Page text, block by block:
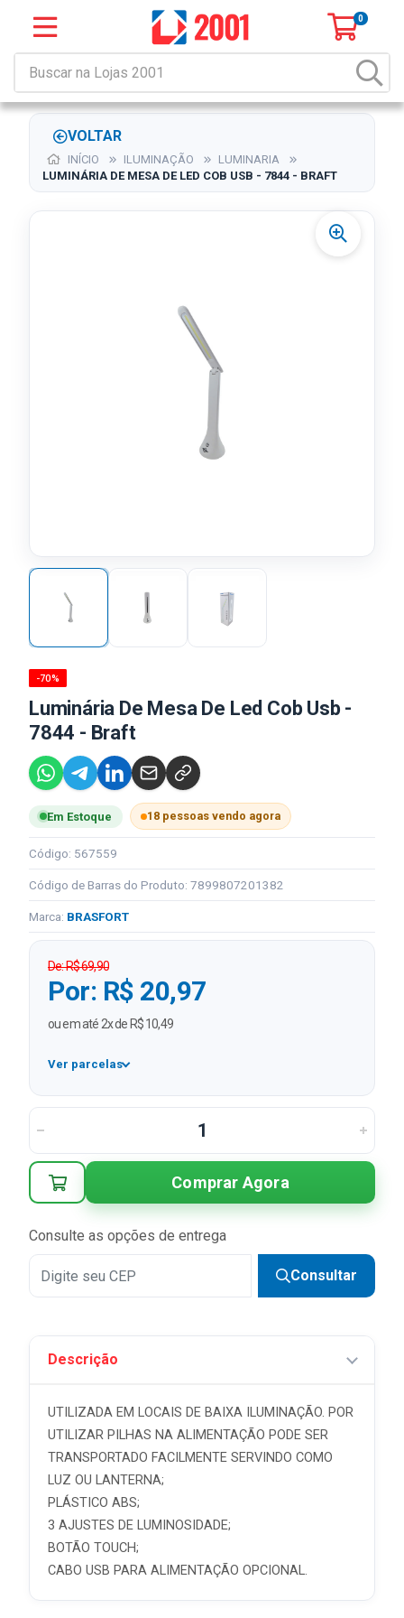
0
VOLTAR
INÍCIO ILUMINAÇÃO
LUMINARIA
LUMINÁRIA DE MESA DE LED COB USB - 7844 - BRAFT
-70%
Luminária De Mesa De Led Cob Usb -
7844 - Braft
Em Estoque 18 pessoas vendo agora
Código: 567559
Código de Barras do Produto: 7899807201382
Marca: BRASFORT
De: R$ 69,90
Por: R$ 20,97
ou em até 2x de R$ 10,49
Ver parcelas
1x R$ 20,97
Comprar Agora
Consulte as opções de entrega
Consultar
Descrição
UTILIZADA EM LOCAIS DE BAIXA ILUMINAÇÃO. POR
UTILIZAR PILHAS NA ALIMENTAÇÃO PODE SER
TRANSPORTADO FACILMENTE SERVINDO COMO
LUZ OU LANTERNA;
PLÁSTICO ABS;
3 AJUSTES DE LUMINOSIDADE;
BOTÃO TOUCH;
CABO USB PARA ALIMENTAÇÃO OPCIONAL.